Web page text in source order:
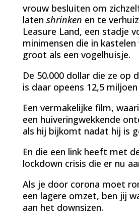
vrouw besluiten om
laten shrinken en te
Leasure Land, een stadje
minimensen die in kastelen
groot als een vogelhuisje.
De 50.000 dollar die ze op
is daar opeens 12,5
Een vermakelijke film,
een huiveringwekkende
als hij bijkomt nadat hij is
En die een link heeft met
lockdown crisis die er nu
Als je door corona moet
een lagere omzet, ben jij
aan het downsizen.